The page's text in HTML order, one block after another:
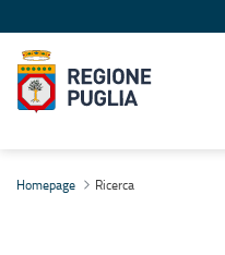
Homepage Ricerca